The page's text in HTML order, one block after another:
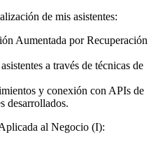
de mis asistentes:
Aumentada por Recuperación
a través de técnicas de
y conexión con APIs de
desarrollados.
al Negocio (I):